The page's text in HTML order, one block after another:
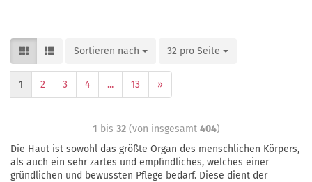
Sortieren nach 32 pro Seite
1 2 3 4 ... 13 »
1 bis 32(von insgesamt 404)
Die Haut ist sowohl das größte Organ des menschlichen Körpers,
als auch ein sehr zartes und empfindliches, welches einer
gründlichen und bewussten Pflege bedarf. Diese dient der